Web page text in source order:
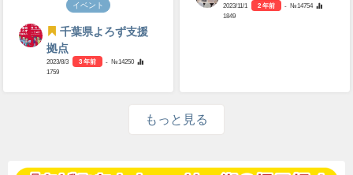
イベント
千葉県よろず支援
拠点
2023/8/3 3 年前
- №14250
1759
2023/11/1 2 年前
- №14754
1849
もっと見る